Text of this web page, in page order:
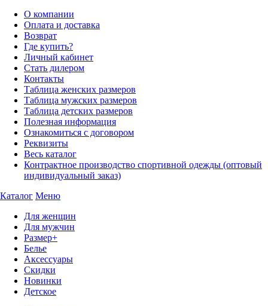
О компании
Оплата и доставка
Возврат
Где купить?
Личный кабинет
Стать дилером
Контакты
Таблица женских размеров
Таблица мужских размеров
Таблица детских размеров
Полезная информация
Ознакомиться с договором
Реквизиты
Весь каталог
Контрактное производство спортивной одежды (оптовый
индивидуальный заказ)
Каталог Меню
Для женщин
Для мужчин
Размер+
Белье
Аксессуары
Скидки
Новинки
Детское